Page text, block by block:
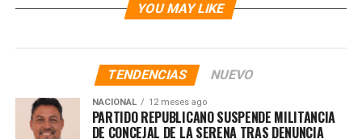
YOU MAY LIKE
TENDENCIAS NUEVO
NACIONAL 12 meses ago
PARTIDO REPUBLICANO SUSPENDE MILITANCIA
DE CONCEJAL DE LA SERENA TRAS DENUNCIA